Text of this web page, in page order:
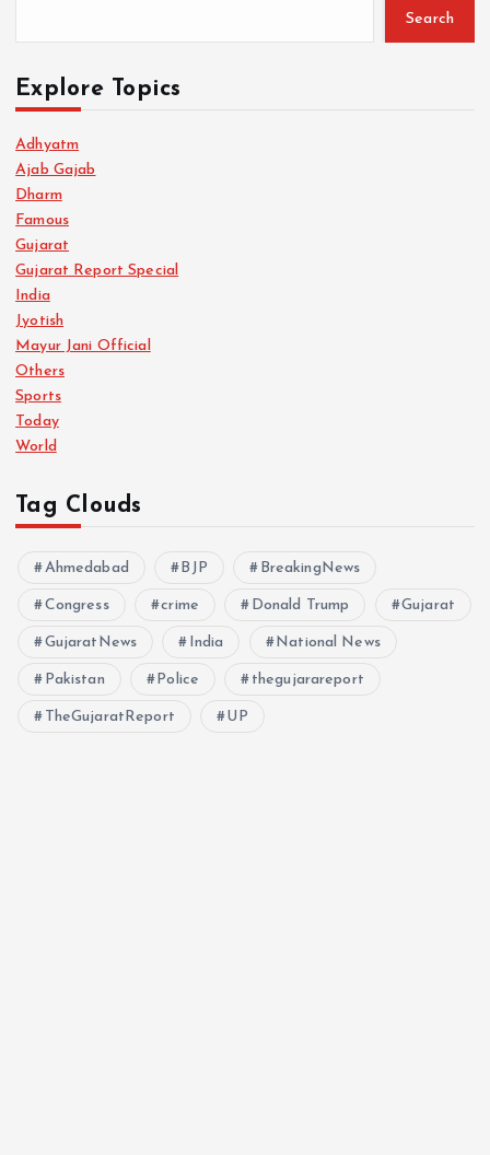
Search
Explore Topics
Adhyatm
Ajab Gajab
Dharm
Famous
Gujarat
Gujarat Report Special
India
Jyotish
Mayur Jani Official
Others
Sports
Today
World
Tag Clouds
Ahmedabad BJP BreakingNews
Congress crime Donald Trump Gujarat
GujaratNews India National News
Pakistan Police thegujarareport
TheGujaratReport UP